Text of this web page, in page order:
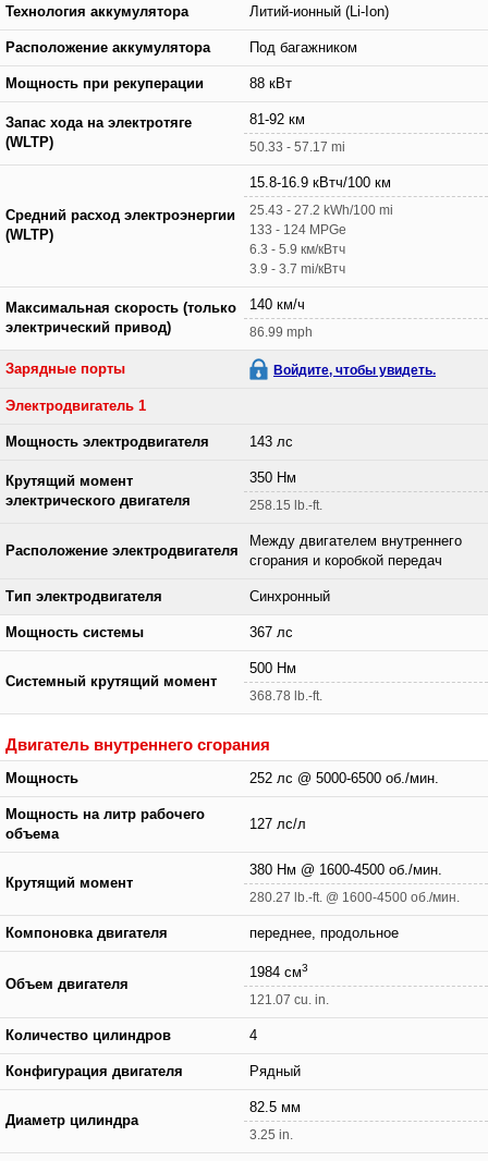
Технология аккумулятора Литий-ионный (Li-Ion)
Расположение аккумулятора Под багажником
Мощность при рекуперации 88 кВт
Запас хода на электротяге
(WLTP)
81-92 км
50.33 - 57.17 mi
Средний расход электроэнергии
(WLTP)
15.8-16.9 кВтч/100 км
25.43 - 27.2 kWh/100 mi
133 - 124 MPGe
6.3 - 5.9 км/кВтч
3.9 - 3.7 mi/кВтч
Максимальная скорость (только
электрический привод)
140 км/ч
86.99 mph
Зарядные порты Войдите, чтобы увидеть.
Электродвигатель 1
Мощность электродвигателя 143 лс
Крутящий момент
электрического двигателя
350 Нм
258.15 lb.-ft.
Расположение электродвигателя
Между двигателем внутреннего
сгорания и коробкой передач
Тип электродвигателя Синхронный
Мощность системы 367 лс
Системный крутящий момент
500 Нм
368.78 lb.-ft.
Двигатель внутреннего сгорания
Мощность 252 лс @ 5000-6500 об./мин.
Мощность на литр рабочего
объема
127 лс/л
Крутящий момент
380 Нм @ 1600-4500 об./мин.
280.27 lb.-ft. @ 1600-4500 об./мин.
Компоновка двигателя переднее, продольное
Объем двигателя
1984 см3
121.07 cu. in.
Количество цилиндров 4
Конфигурация двигателя Рядный
Диаметр цилиндра
82.5 мм
3.25 in.